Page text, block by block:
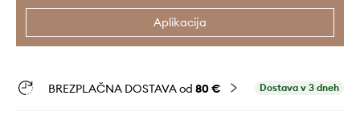
Aplikacija
BREZPLAČNA DOSTAVA od 80 € Dostava v 3 dneh